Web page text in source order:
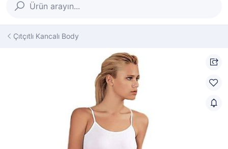
Çıtçıtlı Kancalı Body